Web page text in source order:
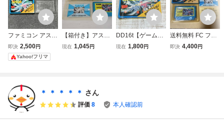
ファミコン アスト
ロロボSASA 箱の
み
即決 2,500円
Yahoo!フリマ
【箱付き】アスト
ロロボ・ササ ファ
現在 1,045円
DD16t【ゲーム】
FC ファミコン ア
現在 1,800円
送料無料 FC ファ
ミコン アストロロ
即決 4,400円
＊ ＊ ＊ ＊ ＊ さん
評価 8 本人確認前